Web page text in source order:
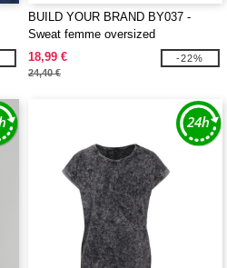
BUILD YOUR BRAND BY037 -
Sweat femme oversized
18,99 €
24,40 €
-22%